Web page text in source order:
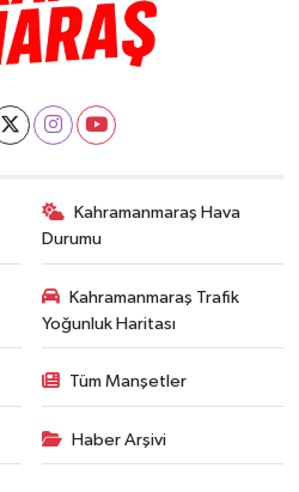
Kahramanmaraş Hava
Durumu
Kahramanmaraş Trafik
Yoğunluk Haritası
Tüm Manşetler
Haber Arşivi